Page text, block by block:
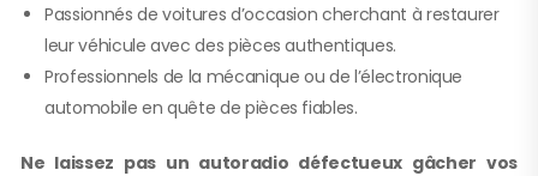
Passionnés de voitures d’occasion cherchant à restaurer
leur véhicule avec des pièces authentiques.
Professionnels de la mécanique ou de l’électronique
automobile en quête de pièces fiables.
Ne laissez pas un autoradio défectueux gâcher vos